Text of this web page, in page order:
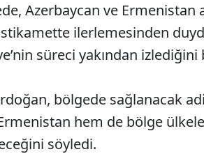
Azerbaycan ve Ermenistan
ilerlemesinden
süreci yakından
bölgede sağlanacak adil
hem de bölge
söyledi.